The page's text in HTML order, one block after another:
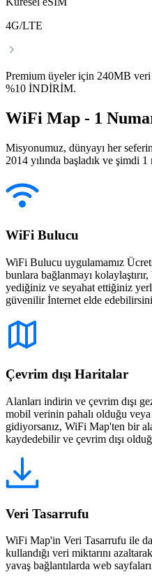
4G/LTE
Premium üyeler için 240MB veri
%10 İNDİRİM.
WiFi Map - 1
Misyonumuz, dünyayı her
2014 yılında başladık ve şimdi 1
WiFi Bulucu
WiFi Bulucu uygulamamız
bunlara bağlanmayı
yediğiniz ve seyahat ettiğiniz
güvenilir İnternet elde
Çevrim dışı Haritalar
Alanları indirin ve çevrim dışı
mobil verinin pahalı olduğu
gidiyorsanız, WiFi Map'ten bir
kaydedebilir ve çevrim dışı
Veri Tasarrufu
WiFi Map'in Veri Tasarrufu ile
kullandığı veri miktarını
yavaş bağlantılarda web